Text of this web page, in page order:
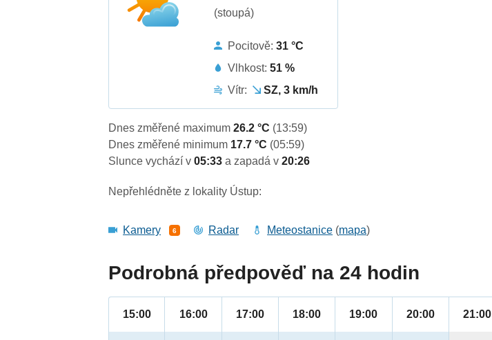
(stoupá)
Pocitově:31 °C
Vlhkost:51 %
Vítr:
SZ, 3 km/h
Dnes změřené maximum26.2 °C (13:59)
Dnes změřené minimum 17.7 °C (05:59)
Slunce vychází v05:33a zapadá v20:26
Nepřehlédněte z lokality Ústup:
Kamery 6 Radar Meteostanice (mapa)
Podrobná předpověď na 24 hodin
15:00 16:00 17:00 18:00 19:00 20:00 21:00